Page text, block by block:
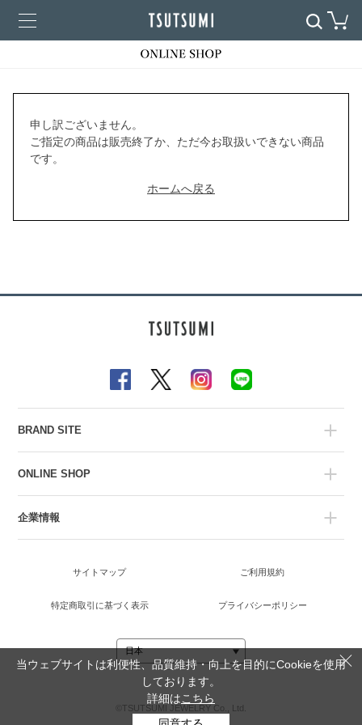
申し訳ございません。
ご指定の商品は販売終了か、ただ今お取扱いできない商品
です。
ホームへ戻る
BRAND SITE
ONLINE SHOP
企業情報
サイトマップ ご利用規約
特定商取引に基づく表示 プライバシーポリシー
©TSUTSUMI JEWELRY Co., Ltd.
当ウェブサイトは利便性、品質維持・向上を目的にCookieを使用
しております。
詳細はこちら